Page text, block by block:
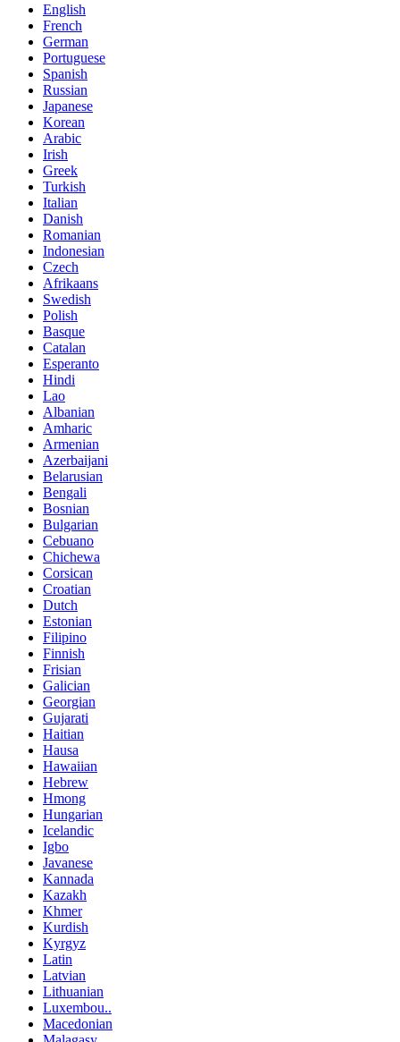
English
French
German
Portuguese
Spanish
Russian
Japanese
Korean
Arabic
Irish
Greek
Turkish
Italian
Danish
Romanian
Indonesian
Czech
Afrikaans
Swedish
Polish
Basque
Catalan
Esperanto
Hindi
Lao
Albanian
Amharic
Armenian
Azerbaijani
Belarusian
Bengali
Bosnian
Bulgarian
Cebuano
Chichewa
Corsican
Croatian
Dutch
Estonian
Filipino
Finnish
Frisian
Galician
Georgian
Gujarati
Haitian
Hausa
Hawaiian
Hebrew
Hmong
Hungarian
Icelandic
Igbo
Javanese
Kannada
Kazakh
Khmer
Kurdish
Kyrgyz
Latin
Latvian
Lithuanian
Luxembou..
Macedonian